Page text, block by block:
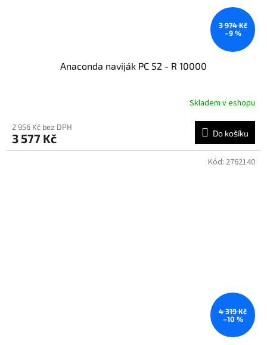
3 974 Kč
–9 %
Anaconda naviják PC 52 - R 10000
Skladem v eshopu
2 956 Kč bez DPH
3 577 Kč Do košíku
4 319 Kč
–10 %
Kód: 2762140